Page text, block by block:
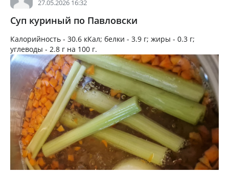
27.05.2026 16:32
Суп куриный по Павловски
Калорийность - 30.6 кКал; белки - 3.9 г; жиры - 0.3 г;
углеводы - 2.8 г на 100 г.